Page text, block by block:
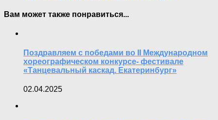
Вам может также понравиться...
Поздравляем с победами во II Международном
хореографическом конкурсе- фестивале
«Танцевальный каскад. Екатеринбург»
02.04.2025